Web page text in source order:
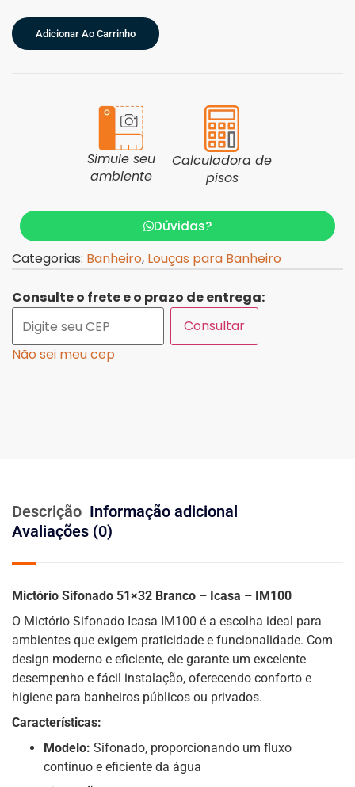
Adicionar Ao Carrinho
Simule seu
ambiente
Calculadora de
pisos
Dúvidas?
Categorias: Banheiro, Louças para Banheiro
Consulte o frete e o prazo de entrega:
Consultar
Não sei meu cep
Descrição Informação adicional
Avaliações (0)
Mictório Sifonado 51×32 Branco – Icasa – IM100
O Mictório Sifonado Icasa IM100 é a escolha ideal para
ambientes que exigem praticidade e funcionalidade. Com
design moderno e eficiente, ele garante um excelente
desempenho e fácil instalação, oferecendo conforto e
higiene para banheiros públicos ou privados.
Características:
Modelo: Sifonado, proporcionando um fluxo
contínuo e eficiente da água